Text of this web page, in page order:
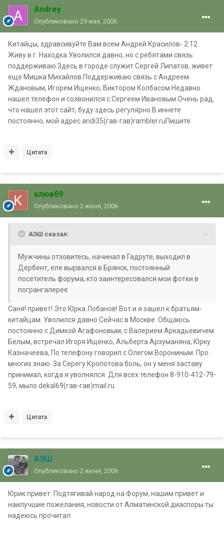
Andrey
Опубликовано 29 мая, 2006
Китайцы, здравсивуйте Вам всем.Андрей Красилов- 2.12
Живу в г. Находка.Уволился давно, но с ребятами связь
поддерживаю.Здесь в городе служит Сергей Липатов, живет
еще Мишка Михайлов.Поддерживаю связь с Андреем
Ждановым, Игорем Ищенко, Виктором Колбасом.Недавно
нашел телефон и созвонился с Сергеем Ивановым.Очень рад,
что нашел этот сайт, буду здесь регулярно.В иннете
постоянно, мой адрес andi35(гав-гав)rambler.ruПишите.
Цитата
клюв69
Опубликовано 2 июня, 2006
АЭШ сказал:
Мужчины отзовитесь, начинал в Гадруте, выходил в
Дербент, еле вырвался в Брянск, постоянный
посетитель форума, кто заинтересовался мои фотки в
погрангалерее
Саня! привет! Это Юрка Лобанов! Вот и я зашел к братьям-
китайцам. Уволился давно.Сейчас в Москве. Общаюсь
постоянно с Димкой Агафоновым, с Валерием Аркадьевичем
Белым, встречал Игоря Ищенко, Альберта Арзуманяна, Юрку
Казначеева, По телефону говорил с Олегом Ворониным. Про
многих знаю. За Серегу Кропотова боль, он у меня заставу
принимал, когда я уволнялся. Для всех телефон 8-910-412-79-
59, мыло dekal69(гав-гав)mail.ru
Цитата
АЭШ
Опубликовано 2 июня, 2006
Юрик привет. Подтягивай народ на Форум, нашим привет и
наилучшие пожелания, новости от Алматинской диаспоры ты
надеюсь прочитал